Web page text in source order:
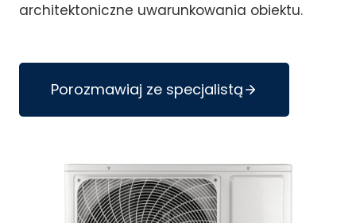
architektoniczne uwarunkowania obiektu.
Porozmawiaj ze specjalistą